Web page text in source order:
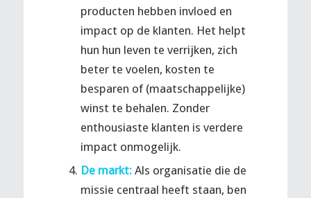
producten hebben invloed en
impact op de klanten. Het helpt
hun hun leven te verrijken, zich
beter te voelen, kosten te
besparen of (maatschappelijke)
winst te behalen. Zonder
enthousiaste klanten is verdere
impact onmogelijk.
De markt: Als organisatie die de
missie centraal heeft staan, ben